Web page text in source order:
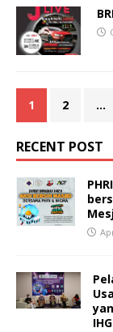
1 2 …
RECENT POST